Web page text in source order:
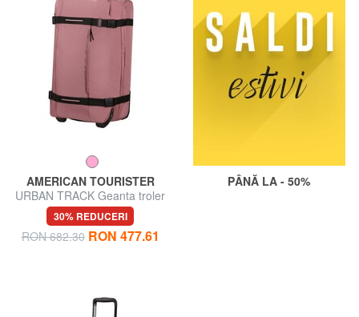
AMERICAN TOURISTER
URBAN TRACK Geanta troler
mediu
30% REDUCERI
RON 682.30 RON 477.61
PÂNĂ LA - 50%